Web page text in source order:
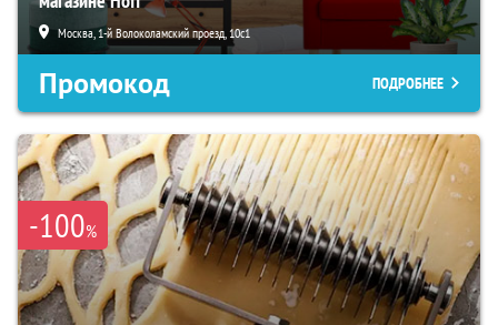
Москва, 1-й Волоколамский проезд, 10с1
Промокод ПОДРОБНЕЕ
-100%